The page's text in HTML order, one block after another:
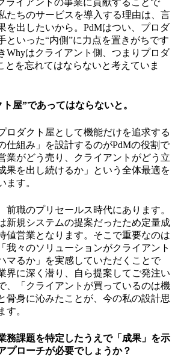
ライアントの事業に貢献することで
たちのサービスを導入する理由は、言
を出したいから。PdMはつい、プロダ
といった“内側”に力点を置きがちです
Whyはクライアント側、つまりプロダ
とを忘れてはならないと考えていま
屋”であってはならないと。
ロダクト屋として機能だけを追求する
仕組み」を設計するのがPdMの役割で
業がどう売り、クライアントがどう立
果を出し続けるか」という全体最適を
ます。
前職のプリセールス時代にあります。
新規システムの提案だったため定量成
値営業となります。そこで重要なのは
我々のソリューションがクライアント
マるか」を実感していただくことで
界に深く潜り、自ら提案してご発注い
、「クライアントが買っているのは機
骨身に沁みたことが、今の私の設計思
す。
課題を特定したうえで「成果」を示
プローチが必要でしょうか？